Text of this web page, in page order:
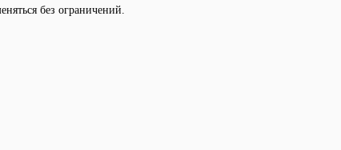
без ограничений.